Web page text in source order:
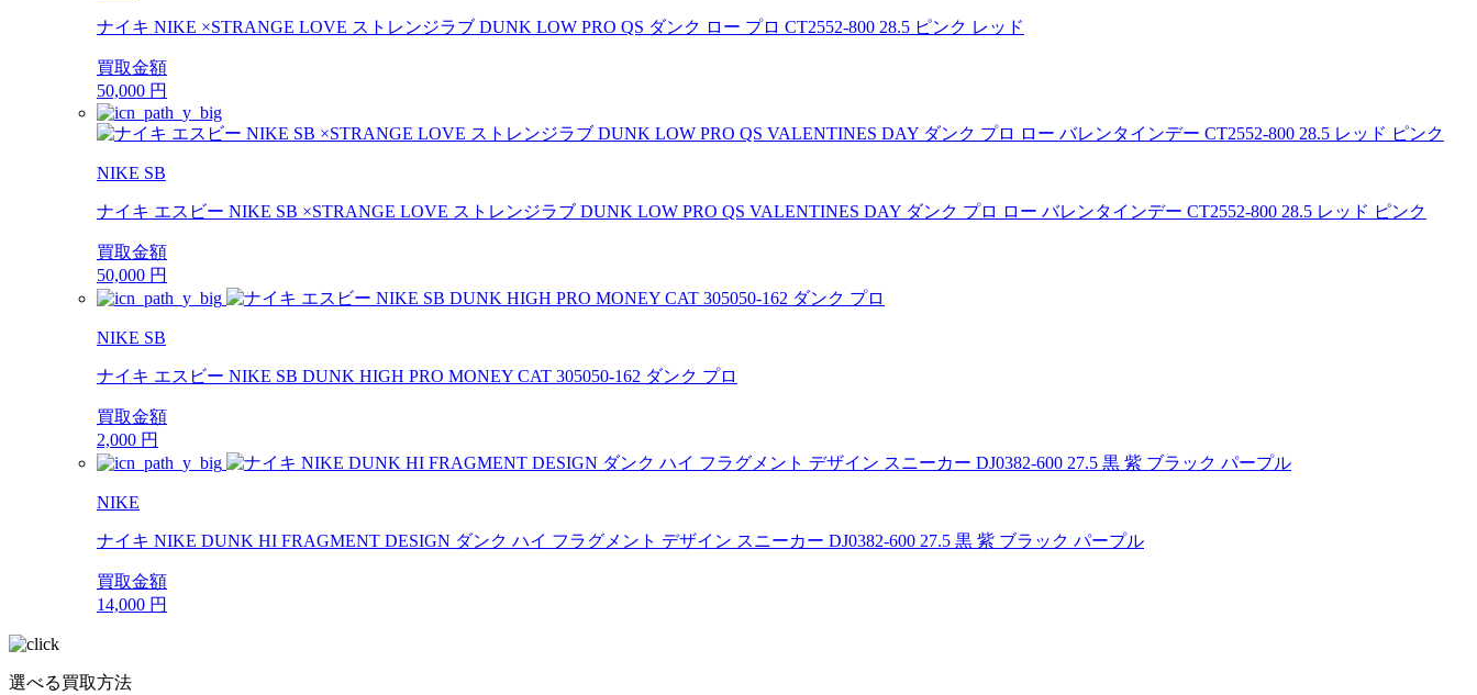
ナイキ NIKE ×STRANGE LOVE ストレンジラブ DUNK LOW PRO QS ダンク ロー プロ CT2552-800 28.5 ピンク レッド
買取金額
50,000 円
NIKE SB
ナイキ エスビー NIKE SB ×STRANGE LOVE ストレンジラブ DUNK LOW PRO QS VALENTINES DAY ダンク プロ ロー バレンタインデー CT2552-800 28.5 レッド ピンク
買取金額
50,000 円
NIKE SB
ナイキ エスビー NIKE SB DUNK HIGH PRO MONEY CAT 305050-162 ダンク プロ
買取金額
2,000 円
NIKE
ナイキ NIKE DUNK HI FRAGMENT DESIGN ダンク ハイ フラグメント デザイン スニーカー DJ0382-600 27.5 黒 紫 ブラック パープル
買取金額
14,000 円
選べる買取方法